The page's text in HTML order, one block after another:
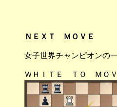
ＮＥＸＴ ＭＯＶＥ
女子世界チャンピオンの
ＷＨＩＴＥ ＴＯ ＭＯＶ